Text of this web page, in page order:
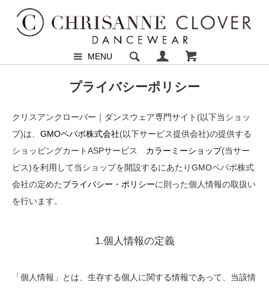
MENU
プライバシーポリシー
クリスアンクローバー｜ダンスウェア専門サイト(以下当ショッ
プ)は、 GMOペパボ株式会社(以下サービス提供会社)の提供する
ショッピングカートASPサービス カラーミーショップ(当サー
ビス)を利用して当ショップを開設するにあたりGMOペパボ株式
会社の定めたプライバシー・ポリシーに則った個人情報の取扱い
を行います。
1.個人情報の定義
「個人情報」とは、生存する個人に関する情報であって、当該情